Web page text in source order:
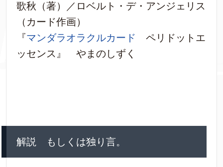
歌秋（著）／ロベルト・デ・アンジェリス
（カード作画）
『マンダラオラクルカード ペリドットエ
ッセンス』 やまのしずく
解説 もしくは独り言。